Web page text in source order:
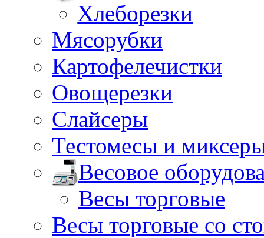
Хлеборезки
Мясорубки
Картофелечистки
Овощерезки
Слайсеры
Тестомесы и
Весовое
Весы торговые
Весы торговые со